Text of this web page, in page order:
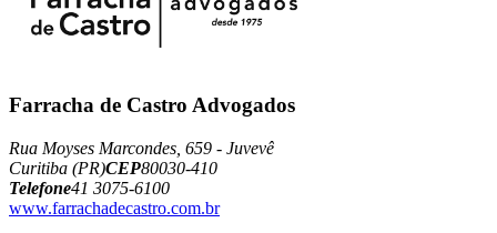
Farracha de Castro Advogados
Rua Moyses Marcondes, 659 - Juvevê
Curitiba (PR)CEP80030-410
Telefone41 3075-6100
www.farrachadecastro.com.br